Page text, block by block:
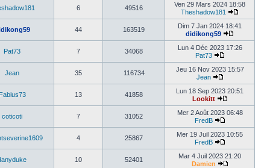
6 49516
Ven 29 Mars 2024 18:58
Theshadow181
44 163519
Dim 7 Jan 2024 18:41
didikong59
Pat73 7 34068
Lun 4 Déc 2023 17:26
Pat73
Jean 35 116734
Jeu 16 Nov 2023 15:57
Jean
Fabius73 13 41858
Lun 18 Sep 2023 20:51
Lookitt
coticoti 7 31052
Mer 2 Août 2023 06:48
FredB
4 25867
Mer 19 Juil 2023 10:55
FredB
10 52401
Mar 4 Juil 2023 21:20
Damien